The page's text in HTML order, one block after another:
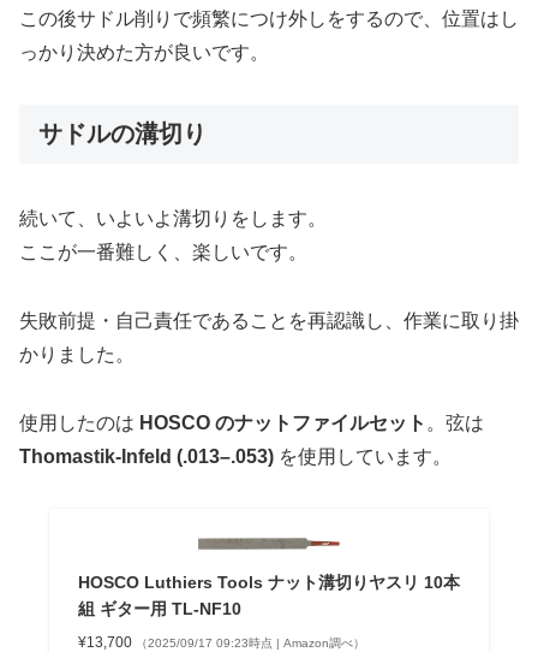
この後サドル削りで頻繁につけ外しをするので、位置はし
っかり決めた方が良いです。
サドルの溝切り
続いて、いよいよ溝切りをします。
ここが一番難しく、楽しいです。
失敗前提・自己責任であることを再認識し、作業に取り掛
かりました。
使用したのは HOSCO のナットファイルセット 。弦は
Thomastik-Infeld (.013–.053) を使用しています。
HOSCO Luthiers Tools ナット溝切りヤスリ 10本
組 ギター用 TL-NF10
¥13,700 （2025/09/17 09:23時点 | Amazon調べ）